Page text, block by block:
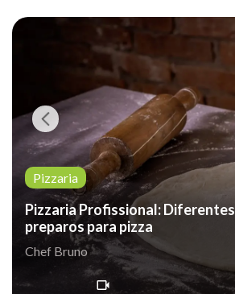
Pizzaria
Pizzaria Profissional: Diferentes
preparos para pizza
Chef Bruno